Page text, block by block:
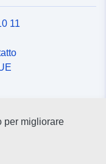
11
per migliorare